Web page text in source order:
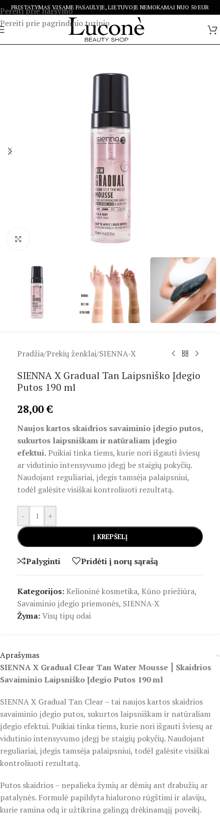
Pereiti prie naršymo
Pereiti prie pagrindinio turinio
PRISTATYMAS VISAME PASAULYJE, LIETUVOJE NEMOKAMAI NUO 50 EUR
Spustelėkite, kad padidintumėte
Pradžia/Prekių ženklai/SIENNA-X
SIENNA X Gradual Tan Laipsniško Įdegio
Putos 190 ml
28,00€
Naujos kartos skaidrios savaiminio įdegio putos,
sukurtos laipsniškam ir natūraliam įdegio
efektui. Puikiai tinka tiems, kurie nori išgauti šviesų
ar vidutinio intensyvumo įdegį be staigių pokyčių.
Naudojant reguliariai, įdegis tamsėja palaipsniui,
todėl galėsite visiškai kontroliuoti rezultatą.
- +
Į KREPŠELĮ
Palyginti Pridėti į norų sąrašą
Kategorijos: Kelioninė kosmetika, Kūno priežiūra,
Savaiminio įdegio priemonės, SIENNA-X
Žyma:Visų tipų odai
Aprašymas
SIENNA X Gradual Clear Tan Water Mousse ⎮ Skaidrios
Savaiminio Laipsniško Įdegio Putos 190 ml
SIENNA X Gradual Tan Clear – tai naujos kartos skaidrios
savaiminio įdegio putos, sukurtos laipsniškam ir natūraliam
įdegio efektui. Puikiai tinka tiems, kurie nori išgauti šviesų ar
vidutinio intensyvumo įdegį be staigių pokyčių. Naudojant
reguliariai, įdegis tamsėja palaipsniui, todėl galėsite visiškai
kontroliuoti rezultatą.
Putos skaidrios – nepalieka žymių ar dėmių ant drabužių ar
patalynės. Formulė papildyta hialurono rūgštimi ir alaviju,
kurie ramina odą ir užtikrina galingą drėkinamąjį poveikį.